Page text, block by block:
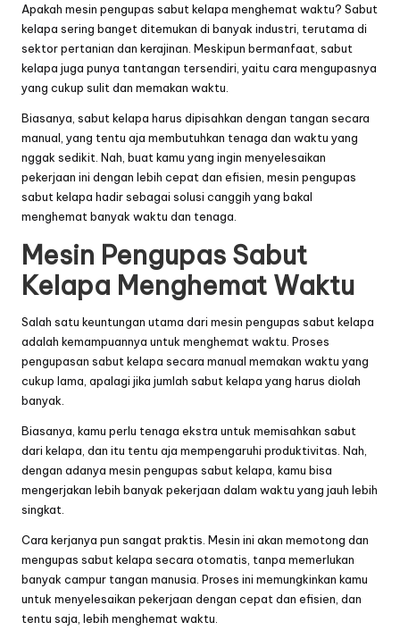
Apakah mesin pengupas sabut kelapa menghemat waktu? Sabut
kelapa sering banget ditemukan di banyak industri, terutama di
sektor pertanian dan kerajinan. Meskipun bermanfaat, sabut
kelapa juga punya tantangan tersendiri, yaitu cara mengupasnya
yang cukup sulit dan memakan waktu.
Biasanya, sabut kelapa harus dipisahkan dengan tangan secara
manual, yang tentu aja membutuhkan tenaga dan waktu yang
nggak sedikit. Nah, buat kamu yang ingin menyelesaikan
pekerjaan ini dengan lebih cepat dan efisien, mesin pengupas
sabut kelapa hadir sebagai solusi canggih yang bakal
menghemat banyak waktu dan tenaga.
Mesin Pengupas Sabut
Kelapa Menghemat Waktu
Salah satu keuntungan utama dari mesin pengupas sabut kelapa
adalah kemampuannya untuk menghemat waktu. Proses
pengupasan sabut kelapa secara manual memakan waktu yang
cukup lama, apalagi jika jumlah sabut kelapa yang harus diolah
banyak.
Biasanya, kamu perlu tenaga ekstra untuk memisahkan sabut
dari kelapa, dan itu tentu aja mempengaruhi produktivitas. Nah,
dengan adanya mesin pengupas sabut kelapa, kamu bisa
mengerjakan lebih banyak pekerjaan dalam waktu yang jauh lebih
singkat.
Cara kerjanya pun sangat praktis. Mesin ini akan memotong dan
mengupas sabut kelapa secara otomatis, tanpa memerlukan
banyak campur tangan manusia. Proses ini memungkinkan kamu
untuk menyelesaikan pekerjaan dengan cepat dan efisien, dan
tentu saja, lebih menghemat waktu.